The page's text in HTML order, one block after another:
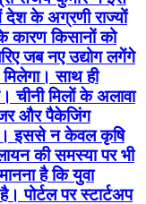
देश के अग्रणी राज्यों
किसानों को
जब नए उद्योग लगेंगे
साथ ही
चीनी मिलों के अलावा
और पैकेजिंग
इससे न केवल कृषि
की समस्या पर भी
है कि युवा
पोर्टल पर स्टार्टअप